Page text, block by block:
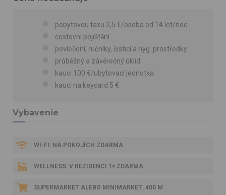
pobytovou taxu 2,5 €/osoba od 14 let/noc
cestovní pojištění
povlečení, ručníky, čisticí a hyg. prostředky
průběžný a závěrečný úklid
kauci 100 €/ubytovací jednotka
kauci na keycard 5 €
Vybavenie
WI-FI: NA POKOJÍCH ZDARMA
WELLNESS: V REZIDENCI 1× ZDARMA
SUPERMARKET ALEBO MINIMARKET: 400 M